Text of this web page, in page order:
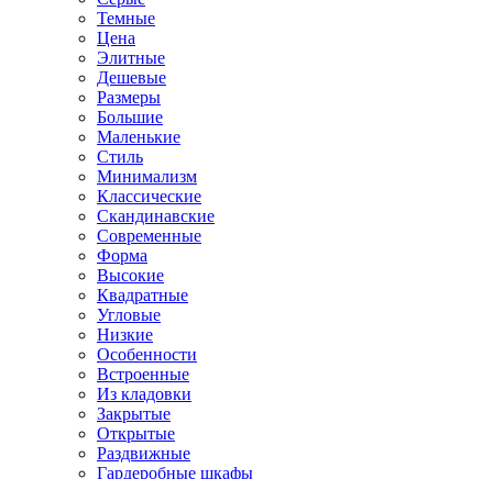
Темные
Цена
Элитные
Дешевые
Размеры
Большие
Маленькие
Стиль
Минимализм
Классические
Скандинавские
Современные
Форма
Высокие
Квадратные
Угловые
Низкие
Особенности
Встроенные
Из кладовки
Закрытые
Открытые
Раздвижные
Гардеробные шкафы